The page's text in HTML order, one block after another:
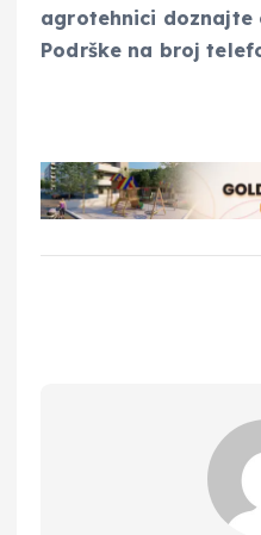
agrotehnici doznajte
Podrške na broj